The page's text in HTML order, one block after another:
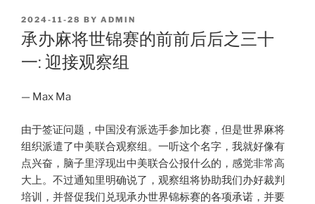
POSTED
ON
2024-11-28 BY ADMIN
承办麻将世锦赛的前前后后之三十
一: 迎接观察组
— Max Ma
由于签证问题，中国没有派选手参加比赛，但是世界麻将
组织派遣了中美联合观察组。一听这个名字，我就好像有
点兴奋，脑子里浮现出中美联合公报什么的，感觉非常高
大上。不过通知里明确说了，观察组将协助我们办好裁判
培训，并督促我们兑现承办世界锦标赛的各项承诺，并要